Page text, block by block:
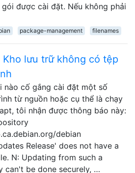
được cài đặt. Nếu không phải
package-management filenames
Kho lưu trữ không có tệp
nào cố gắng cài đặt một số
từ nguồn hoặc cụ thể là chạy
tôi nhận được thông báo này:
debian
Release' does not have a
N: Updating from such a
can't be done securely, …